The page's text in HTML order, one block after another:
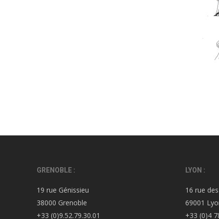
GRENOBLE :
19 rue Génissieu
38000 Grenoble
+33 (0)9.52.79.30.01
LYON :
16 rue
69001
+33 (0)4